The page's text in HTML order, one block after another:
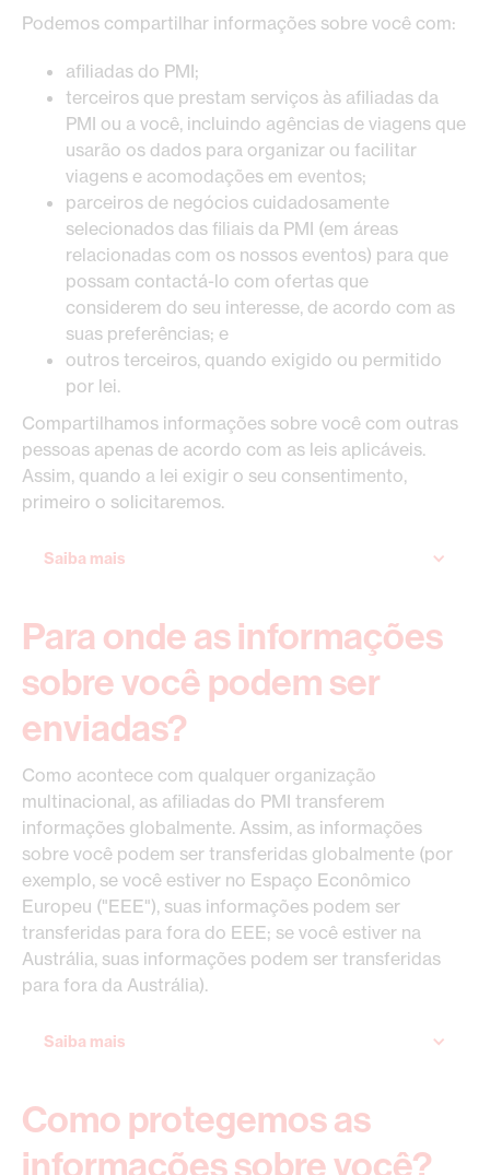
Podemos compartilhar informações sobre você com:
afiliadas do PMI;
terceiros que prestam serviços às afiliadas da
PMI ou a você, incluindo agências de viagens que
usarão os dados para organizar ou facilitar
viagens e acomodações em eventos;
parceiros de negócios cuidadosamente
selecionados das filiais da PMI (em áreas
relacionadas com os nossos eventos) para que
possam contactá-lo com ofertas que
considerem do seu interesse, de acordo com as
suas preferências; e
outros terceiros, quando exigido ou permitido
por lei.
Compartilhamos informações sobre você com outras
pessoas apenas de acordo com as leis aplicáveis.
Assim, quando a lei exigir o seu consentimento,
primeiro o solicitaremos.
Saiba mais
Para onde as informações
sobre você podem ser
enviadas?
Como acontece com qualquer organização
multinacional, as afiliadas do PMI transferem
informações globalmente. Assim, as informações
sobre você podem ser transferidas globalmente (por
exemplo, se você estiver no Espaço Econômico
Europeu ("EEE"), suas informações podem ser
transferidas para fora do EEE; se você estiver na
Austrália, suas informações podem ser transferidas
para fora da Austrália).
Saiba mais
Como protegemos as
informações sobre você?